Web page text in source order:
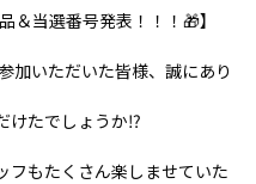
＆当選番号発表！！！🎁】
加いただいた皆様、誠にあり
けたでしょうか⁉️
フもたくさん楽しませていた